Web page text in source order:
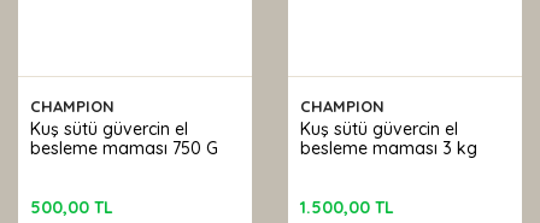
CHAMPION
Kuş sütü güvercin el
besleme maması 750 G
500,00 TL
CHAMPION
Kuş sütü güvercin el
besleme maması 3 kg
1.500,00 TL